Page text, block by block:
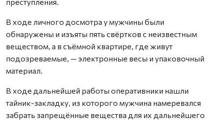
В ходе личного досмотра у мужчины были
обнаружены и изъяты пять свёртков с неизвестным
вещест­вом, а в съёмной квартире, где живут
подозреваемые, — электронные весы и упаковочный
материал.
В ходе дальнейшей работы оперативники нашли
тайник-закладку, из которого мужчина намеревался
забрать запрещённые вещества для их дальнейшего